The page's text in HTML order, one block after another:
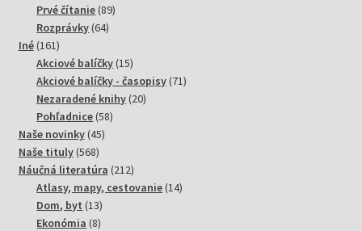
Prvé čítanie 8989
Rozprávky 6464
Iné 161161
produktov
Akciové balíčky 1515
produktov
Akciové balíčky - časopisy 7171
Nezaradené knihy 2020
Pohľadnice 5858
Naše novinky 4545
Naše tituly 568568
produktov
Náučná literatúra 212212
produktov
Atlasy, mapy, cestovanie 1414
Dom, byt 1313
produktov
Ekonómia 88